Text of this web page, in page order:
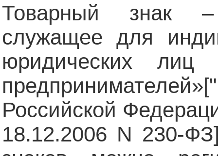
Товарный знак –
служащее для
юридических лиц
Российской
18.12.2006 N 230-